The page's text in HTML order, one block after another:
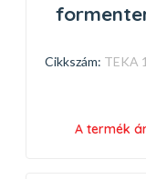
Cikkszám: TEKA
A termék